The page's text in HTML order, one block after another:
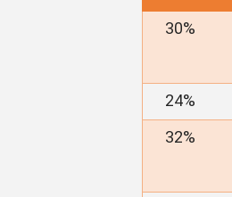
30%
24%
32%